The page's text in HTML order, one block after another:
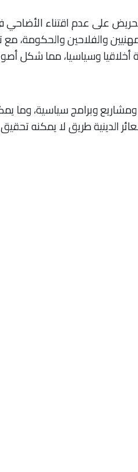
على عدم اقتناء
والفلاحين والحكومة،
أخلاقيا وسياسيا، مما شكل
وبرامج سياسية، وما
الدينية طريق لا يمكنه